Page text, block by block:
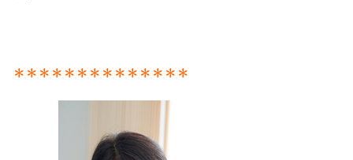
＊＊＊＊＊＊＊＊＊＊＊＊＊＊